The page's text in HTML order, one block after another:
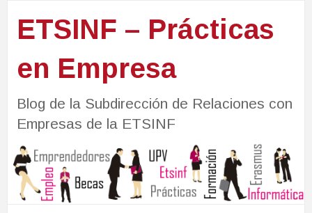
ETSINF – Prácticas
en Empresa
Blog de la Subdirección de Relaciones con
Empresas de la ETSINF